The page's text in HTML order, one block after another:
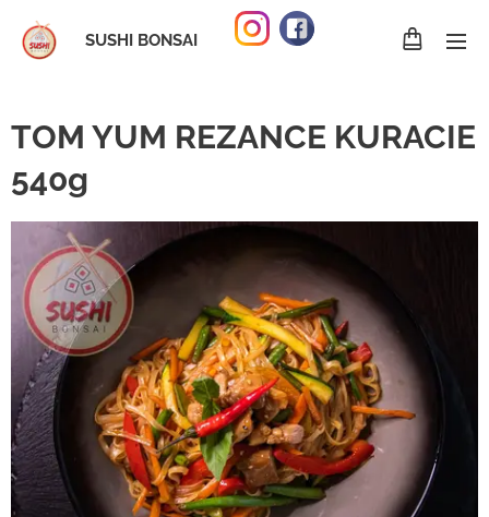
SUSHI BONSAI
TOM YUM REZANCE KURACIE
540g